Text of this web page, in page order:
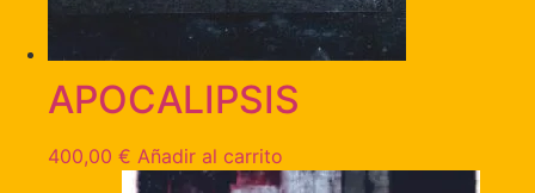
APOCALIPSIS
400,00 € Añadir al carrito